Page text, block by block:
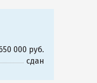
000 руб.
сдан